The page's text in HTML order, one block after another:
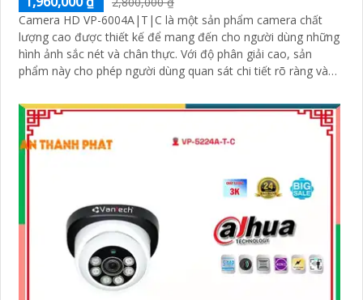
Camera HD VP-6004A|T|C là một sản phẩm camera chất
lượng cao được thiết kế để mang đến cho người dùng những
hình ảnh sắc nét và chân thực. Với độ phân giải cao, sản
phẩm này cho phép người dùng quan sát chi tiết rõ ràng và